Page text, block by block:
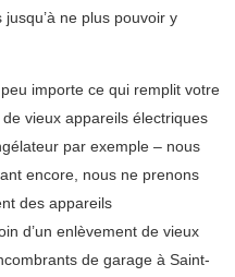
ne plus pouvoir y
importe ce qui remplit votre
vieux appareils électriques
par exemple – nous
encore, nous ne prenons
des appareils
d’un enlèvement de vieux
de garage à Saint-